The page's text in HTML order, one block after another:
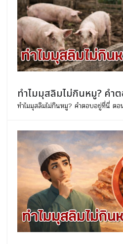
ทำไมมุสลิมไม่กินหมู? คำ
ทำไมมุสลิมไม่กินหมู? คำตอบอยู่ที่นี่ ต